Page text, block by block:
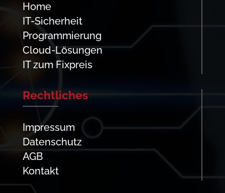
Home
IT-Sicherheit
Programmierung
Cloud-Lösungen
IT zum Fixpreis
Rechtliches
Impressum
Datenschutz
AGB
Kontakt